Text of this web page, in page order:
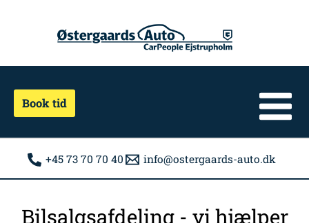
Book tid
+45 73 70 70 40 info@ostergaards-auto.dk
Bilsalgsafdeling - vi hjælper